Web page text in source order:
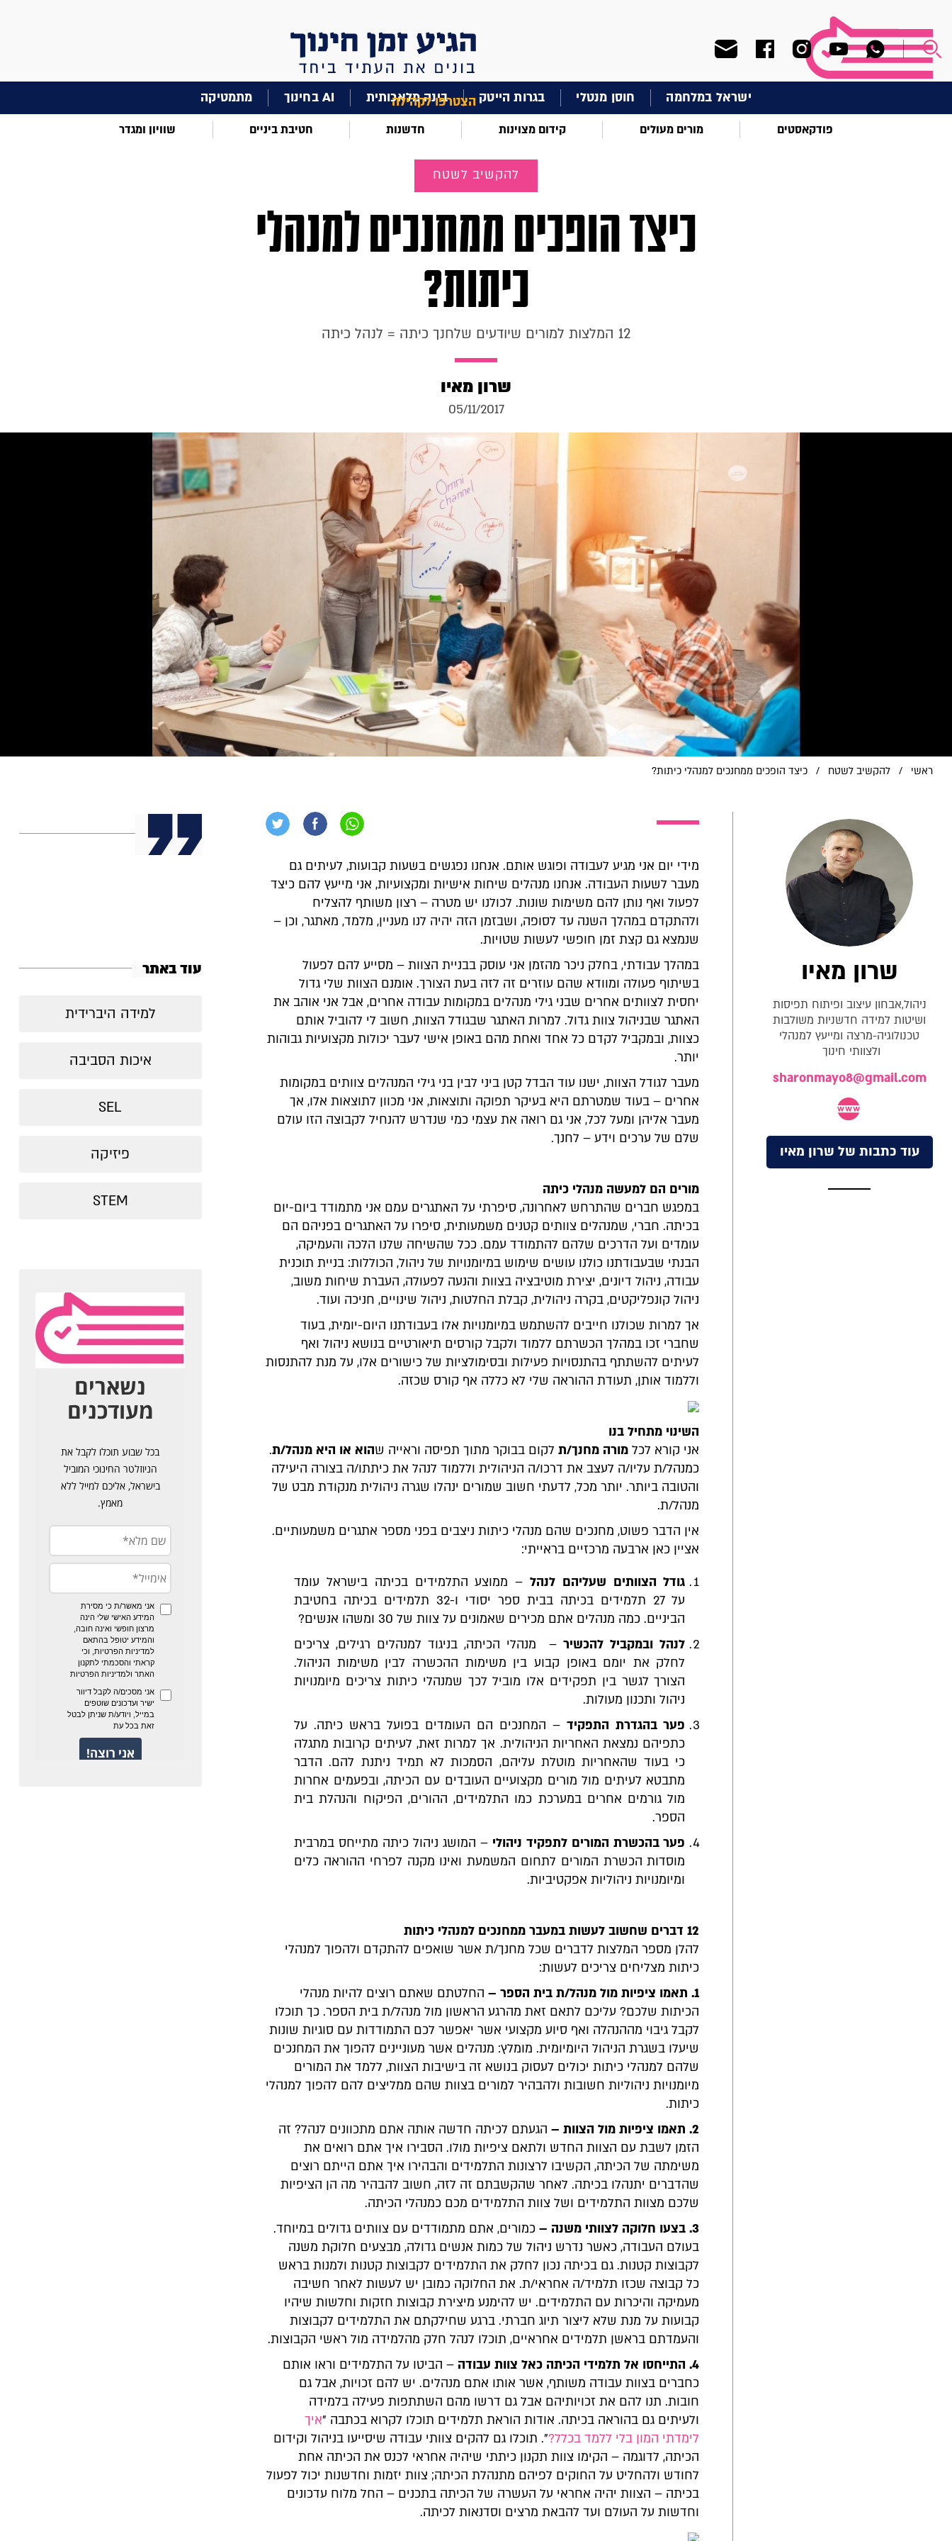
הצטרפו לקהילה ישראל במלחמה חוסן מנטלי בגרות הייטק בינה מלאכותית AI בחינוך מתמטיקה
פודקאסטים מורים מעולים קידום מצוינות חדשנות חטיבת ביניים שוויון ומגדר
להקשיב לשטח
כיצד הופכים ממחנכים למנהלי
כיתות?
12 המלצות למורים שיודעים שלחנך כיתה = לנהל כיתה
שרון מאיו
05/11/2017
ראשי / להקשיב לשטח / כיצד הופכים ממחנכים למנהלי כיתות?
מידי יום אני מגיע לעבודה ופוגש אותם. אנחנו נפגשים בשעות קבועות, לעיתים גם
מעבר לשעות העבודה. אנחנו מנהלים שיחות אישיות ומקצועיות, אני מייעץ להם כיצד
לפעול ואף נותן להם משימות שונות. לכולנו יש מטרה – רצון משותף להצליח
ולהתקדם במהלך השנה עד לסופה, ושבזמן הזה יהיה לנו מעניין, מלמד, מאתגר, וכן –
שנמצא גם קצת זמן חופשי לעשות שטויות.
במהלך עבודתי, בחלק ניכר מהזמן אני עוסק בבניית הצוות – מסייע להם לפעול
בשיתוף פעולה ומוודא שהם עוזרים זה לזה בעת הצורך. אומנם הצוות שלי גדול
יחסית לצוותים אחרים שבני גילי מנהלים במקומות עבודה אחרים, אבל אני אוהב את
האתגר שבניהול צוות גדול. למרות האתגר שבגודל הצוות, חשוב לי להוביל אותם
כצוות, ובמקביל לקדם כל אחד ואחת מהם באופן אישי לעבר יכולות מקצועיות גבוהות
יותר.
מעבר לגודל הצוות, ישנו עוד הבדל קטן ביני לבין בני גילי המנהלים צוותים במקומות
אחרים – בעוד שמטרתם היא בעיקר תפוקה ותוצאות, אני מכוון לתוצאות אלו, אך
מעבר אליהן ומעל לכל, אני גם רואה את עצמי כמי שנדרש להנחיל לקבוצה הזו עולם
שלם של ערכים וידע – לחנך.
מורים הם למעשה מנהלי כיתה
במפגש חברים שהתרחש לאחרונה, סיפרתי על האתגרים עמם אני מתמודד ביום-יום
בכיתה. חברי, שמנהלים צוותים קטנים משמעותית, סיפרו על האתגרים בפניהם הם
עומדים ועל הדרכים שלהם להתמודד עמם. ככל שהשיחה שלנו הלכה והעמיקה,
הבנתי שבעבודתנו כולנו עושים שימוש במיומנויות של ניהול, הכוללות: בניית תוכנית
עבודה, ניהול דיונים, יצירת מוטיבציה בצוות והנעה לפעולה, העברת שיחות משוב,
ניהול קונפליקטים, בקרה ניהולית, קבלת החלטות, ניהול שינויים, חניכה ועוד.
אך למרות שכולנו חייבים להשתמש במיומנויות אלו בעבודתנו היום-יומית, בעוד
שחברי זכו במהלך הכשרתם ללמוד ולקבל קורסים תיאורטיים בנושא ניהול ואף
לעיתים להשתתף בהתנסויות פעילות ובסימולציות של כישורים אלו, על מנת להתנסות
וללמוד אותן, תעודת ההוראה שלי לא כללה אף קורס שכזה.
השינוי מתחיל בנו
אני קורא לכל מורה מחנך/תלקום בבוקר מתוך תפיסה וראייה שהוא או היא מנהל/ת.
כמנהל/ת עליו/ה לעצב את דרכו/ה הניהולית וללמוד לנהל את כיתתו/ה בצורה היעילה
והטובה ביותר. יותר מכל, לדעתי חשוב שמורים ינהלו שגרה ניהולית מנקודת מבט של
מנהל/ת.
אין הדבר פשוט, מחנכים שהם מנהלי כיתות ניצבים בפני מספר אתגרים משמעותיים.
אציין כאן ארבעה מרכזיים בראייתי:
גודל הצוותים שעליהם לנהל– ממוצע התלמידים בכיתה בישראל עומד
על 27 תלמידים בכיתה בבית ספר יסודי ו-32 תלמידים בכיתה בחטיבת
הביניים. כמה מנהלים אתם מכירים שאמונים על צוות של 30 ומשהו אנשים?
לנהל ובמקביל להכשיר– מנהלי הכיתה, בניגוד למנהלים רגילים, צריכים
לחלק את יומם באופן קבוע בין משימות ההכשרה לבין משימות הניהול.
הצורך לגשר בין תפקידים אלו מוביל לכך שמנהלי כיתות צריכים מיומנויות
ניהול ותכנון מעולות.
פער בהגדרת התפקיד – המחנכים הם העומדים בפועל בראש כיתה. על
כתפיהם נמצאת האחריות הניהולית. אך למרות זאת, לעיתים קרובות מתגלה
כי בעוד שהאחריות מוטלת עליהם, הסמכות לא תמיד ניתנת להם. הדבר
מתבטא לעיתים מול מורים מקצועיים העובדים עם הכיתה, ובפעמים אחרות
מול גורמים אחרים במערכת כמו התלמידים, ההורים, הפיקוח והנהלת בית
הספר.
פער בהכשרת המורים לתפקיד ניהולי – המושג ניהול כיתה מתייחס במרבית
מוסדות הכשרת המורים לתחום המשמעת ואינו מקנה לפרחי ההוראה כלים
ומיומנויות ניהוליות אפקטיביות.
12 דברים שחשוב לעשות במעבר ממחנכים למנהלי כיתות
להלן מספר המלצות לדברים שכל מחנך/ת אשר שואפים להתקדם ולהפוך למנהלי
כיתות מצליחים צריכים לעשות:
1. תאמו ציפיות מול מנהל/ת בית הספר –
החלטתם שאתם רוצים להיות מנהלי
הכיתות שלכם? עליכם לתאם זאת מהרגע הראשון מול מנהל/ת בית הספר. כך תוכלו
לקבל גיבוי מההנהלה ואף סיוע מקצועי אשר יאפשר לכם התמודדות עם סוגיות שונות
שיעלו בשגרת הניהול היומיומית. מומלץ: מנהלים אשר מעוניינים להפוך את המחנכים
שלהם למנהלי כיתות יכולים לעסוק בנושא זה בישיבות הצוות, ללמד את המורים
מיומנויות ניהוליות חשובות ולהבהיר למורים בצוות שהם ממליצים להם להפוך למנהלי
כיתות.
2. תאמו ציפיות מול הצוות –
הגעתם לכיתה חדשה אותה אתם מתכוונים לנהל? זה
הזמן לשבת עם הצוות החדש ולתאם ציפיות מולו. הסבירו איך אתם רואים את
משימתה של הכיתה, הקשיבו לרצונות התלמידים והבהירו איך אתם הייתם רוצים
שהדברים יתנהלו בכיתה. לאחר שהקשבתם זה לזה, חשוב להבהיר מה הן הציפיות
שלכם מצוות התלמידים ושל צוות התלמידים מכם כמנהלי הכיתה.
3. בצעו חלוקה לצוותי משנה –
כמורים, אתם מתמודדים עם צוותים גדולים במיוחד.
בעולם העבודה, כאשר נדרש ניהול של כמות אנשים גדולה, מבצעים חלוקת משנה
לקבוצות קטנות. גם בכיתה נכון לחלק את התלמידים לקבוצות קטנות ולמנות בראש
כל קבוצה שכזו תלמיד/ה אחראי/ת. את החלוקה כמובן יש לעשות לאחר חשיבה
מעמיקה והיכרות עם התלמידים. יש להימנע מיצירת קבוצות חזקות וחלשות שיהיו
קבועות על מנת שלא ליצור תיוג חברתי. ברגע שחילקתם את התלמידים לקבוצות
והעמדתם בראשן תלמידים אחראיים, תוכלו לנהל חלק מהלמידה מול ראשי הקבוצות.
4. התייחסו אל תלמידי הכיתה כאל צוות עבודה
– הביטו על התלמידים וראו אותם
כחברים בצוות עבודה משותף, אשר אותו אתם מנהלים. יש להם זכויות, אבל גם
חובות. תנו להם את זכויותיהם אבל גם דרשו מהם השתתפות פעילה בלמידה
ולעיתים גם בהוראה בכיתה. אודות הוראת תלמידים תוכלו לקרוא בכתבה "איך
לימדתי המון בלי ללמד בכלל?". תוכלו גם להקים צוותי עבודה שיסייעו בניהול וקידום
הכיתה, לדוגמה – הקימו צוות תקנון כיתתי שיהיה אחראי לכנס את הכיתה אחת
לחודש ולהחליט על החוקים לפיהם מתנהלת הכיתה; צוות יזמות וחדשנות יכול לפעול
בכיתה – הצוות יהיה אחראי על העשרה של הכיתה בתכנים – החל מלוח עדכונים
וחדשות על העולם ועד להבאת מרצים וסדנאות לכיתה.
שרון מאיו
ניהול,אבחון עיצוב ופיתוח תפיסות
ושיטות למידה חדשניות משולבות
טכנולוגיה-מרצה ומייעץ למנהלי
ולצוותי חינוך
sharonmayo8@gmail.com
עוד כתבות של שרון מאיו
עוד באתר
למידה היברידית
איכות הסביבה
SEL
פיזיקה
STEM